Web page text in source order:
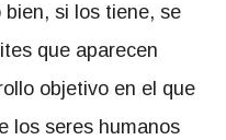
si los tiene, se
que aparecen
objetivo en el que
los seres humanos